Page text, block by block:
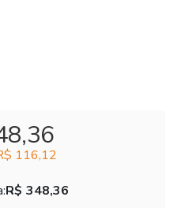
116,12
R$ 348,36